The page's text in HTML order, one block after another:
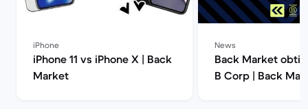
iPhone
iPhone 11 vs iPhone X | Back
Market
News
Back Market
B Corp | Back